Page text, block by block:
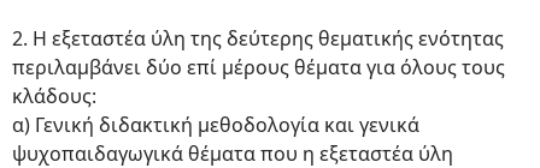
2. Η εξεταστέα ύλη της δεύτερης θεματικής ενότητας
περιλαμβάνει δύο επί μέρους θέματα για όλους τους
κλάδους:
α) Γενική διδακτική μεθοδολογία και γενικά
ψυχοπαιδαγωγικά θέματα που η εξεταστέα ύλη